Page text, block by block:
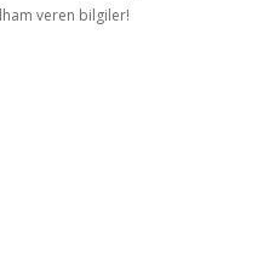
veren bilgiler!